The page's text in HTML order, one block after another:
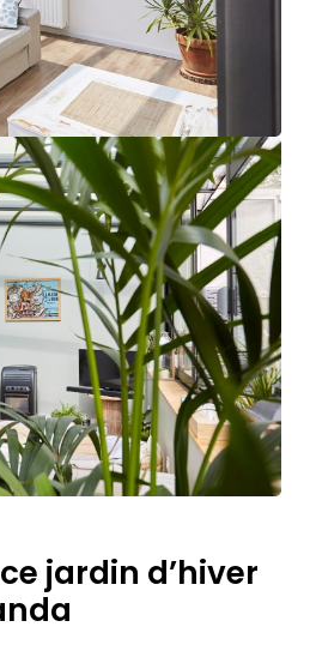
jardin d’hiver